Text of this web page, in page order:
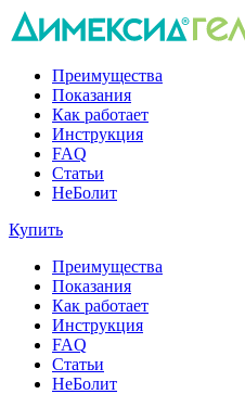
Преимущества
Показания
Как работает
Инструкция
FAQ
Статьи
НеБолит
Купить
Преимущества
Показания
Как работает
Инструкция
FAQ
Статьи
НеБолит